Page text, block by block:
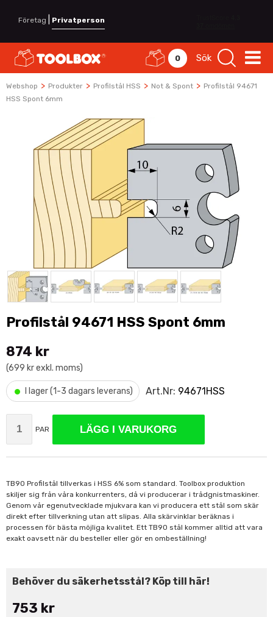
Företag Privatperson
0 Sök
Webshop > Produkter > Profilstål HSS > Not & Spont > Profilstål 94671
HSS Spont 6mm
Profilstål 94671 HSS Spont 6mm
874 kr
(699 kr exkl. moms)
• I lager (1-3 dagars leverans) Art.Nr: 94671HSS
PAR LÄGG I VARUKORG
TB90 Profilstål tillverkas i HSS 6% som standard. Toolbox produktion
skiljer sig från våra konkurrenters, då vi producerar i trådgnistmaskiner.
Genom vår egenutvecklade mjukvara kan vi producera ett stål som skär
direkt efter tillverkning utan att slipas. Alla skärvinklar beräknas i
processen för bästa möjliga kvalitet. Ett TB90 stål kommer alltid att vara
exakt oavsett när du besteller eller gör en ombeställning!
Behöver du säkerhetsstål? Köp till här!
753 kr